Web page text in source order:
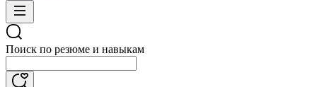
Поиск по резюме и навыкам